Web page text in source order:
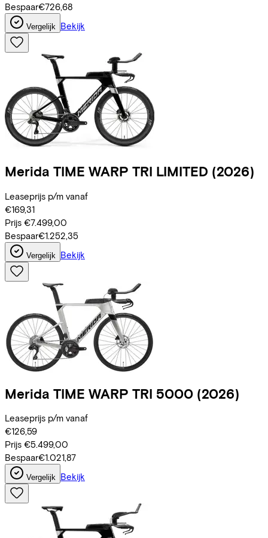
Bespaar€726,68
Vergelijk Bekijk
Merida TIME WARP TRI LIMITED (2026)
Leaseprijs p/m vanaf
€169,31
Prijs €7.499,00
Bespaar€1.252,35
Vergelijk Bekijk
Merida TIME WARP TRI 5000 (2026)
Leaseprijs p/m vanaf
€126,59
Prijs €5.499,00
Bespaar€1.021,87
Vergelijk Bekijk